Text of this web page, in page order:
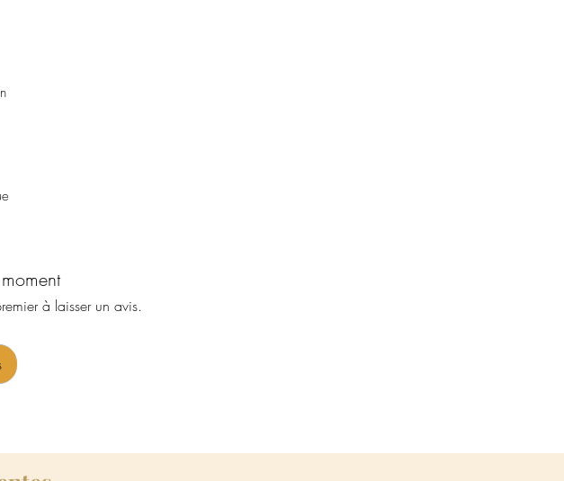
à laisser un avis.